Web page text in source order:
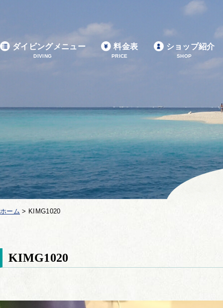
ダイビングメニュー
DIVING
料金表
PRICE
ショップ紹介
SHOP
ホーム > KIMG1020
KIMG1020